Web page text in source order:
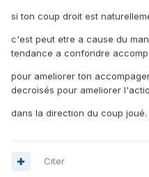
si ton coup droit est
c'est peut etre a cause du
tendance a confondre
pour ameliorer ton
decroisés pour ameliorer
dans la direction du coup joué.
Citer